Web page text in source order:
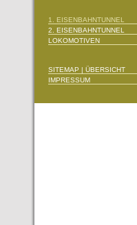
1. EISENBAHNTUNNEL
2. EISENBAHNTUNNEL
LOKOMOTIVEN
SITEMAP | ÜBERSICHT
IMPRESSUM